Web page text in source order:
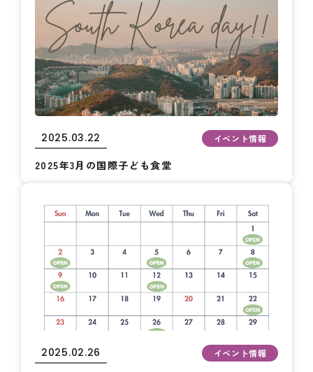
2025.03.22 イベント情報
2025年3月の国際子ども食堂
2025.02.26 イベント情報